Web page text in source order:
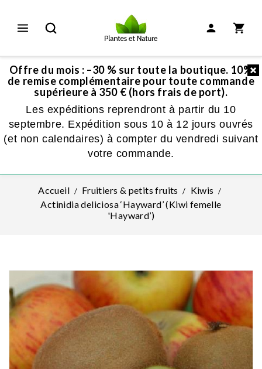
Offre du mois : –30 % sur toute la boutique. 10%
de remise complémentaire pour toute commande
supérieure à 350 € (hors frais de port).
Les expéditions reprendront à partir du 10
septembre. Expédition sous 10 à 12 jours ouvrés
(et non calendaires) à compter du vendredi suivant
votre commande.
Accueil Fruitiers & petits fruits
Kiwis
Actinidia deliciosa ‘Hayward’ (Kiwi femelle
'Hayward’)